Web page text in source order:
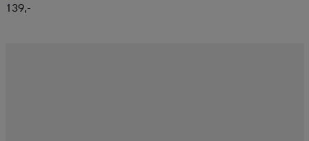
139,-